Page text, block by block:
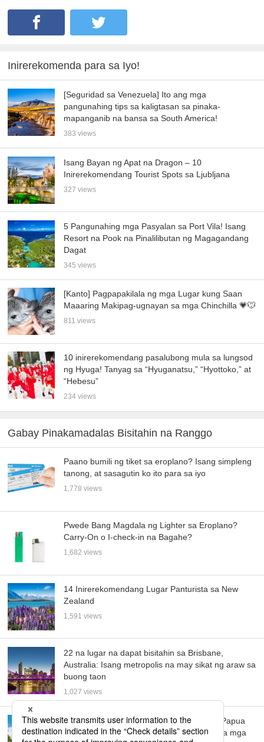
Inirerekomenda para sa Iyo!
[Seguridad sa Venezuela] Ito ang mga
pangunahing tips sa kaligtasan sa pinaka-
mapanganib na bansa sa South America!
383 views
Isang Bayan ng Apat na Dragon – 10
Inirerekomendang Tourist Spots sa Ljubljana
327 views
5 Pangunahing mga Pasyalan sa Port Vila! Isang
Resort na Pook na Pinalilibutan ng Magagandang
Dagat
345 views
[Kanto] Pagpapakilala ng mga Lugar kung Saan
Maaaring Makipag-ugnayan sa mga Chinchilla 💗🐭
811 views
10 inirerekomendang pasalubong mula sa lungsod
ng Hyuga! Tanyag sa “Hyuganatsu,” “Hyottoko,” at
“Hebesu”
234 views
Gabay Pinakamadalas Bisitahin na Ranggo
Paano bumili ng tiket sa eroplano? Isang simpleng
tanong, at sasagutin ko ito para sa iyo
1,778 views
Pwede Bang Magdala ng Lighter sa Eroplano?
Carry-On o I-check-in na Bagahe?
1,682 views
14 Inirerekomendang Lugar Panturista sa New
Zealand
1,591 views
22 na lugar na dapat bisitahin sa Brisbane,
Australia: Isang metropolis na may sikat ng araw sa
buong taon
1,027 views
Tuklasin ang Pinakamagandang Lugar sa Papua
New Guinea: 10 Hindi Dapat Palampasin na mga